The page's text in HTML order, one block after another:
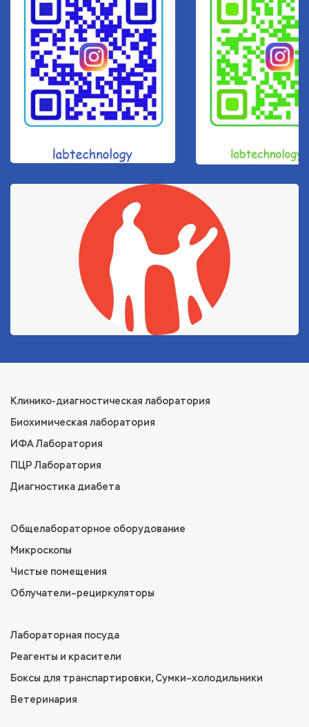
Клинико-диагностическая лаборатория
Биохимическая лаборатория
ИФА Лаборатория
ПЦР Лаборатория
Диагностика диабета
Общелабораторное оборудование
Микроскопы
Чистые помещения
Облучатели–рециркуляторы
Лабораторная посуда
Реагенты и красители
Боксы для транспартировки, Сумки–холодильники
Ветеринария